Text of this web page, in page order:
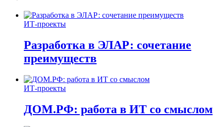
ИТ-проекты
Разработка в ЭЛАР: сочетание
преимуществ
ИТ-проекты
ДОМ.РФ: работа в ИТ со смыслом